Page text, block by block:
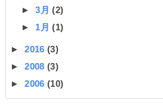
►3月(2)
► 1月(1)
►2016(3)
►2008(3)
►2006(10)